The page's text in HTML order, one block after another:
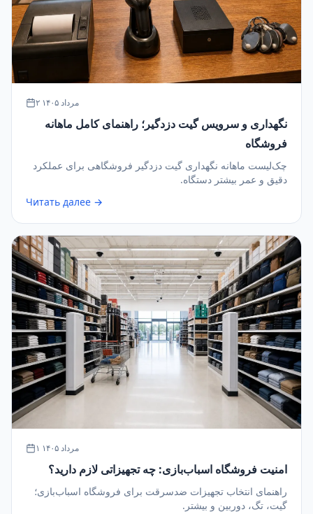
۲ مرداد ۱۴۰۵
نگهداری و سرویس گیت دزدگیر؛ راهنمای کامل ماهانه
فروشگاه
چک‌لیست ماهانه نگهداری گیت دزدگیر فروشگاهی برای عملکرد
دقیق و عمر بیشتر دستگاه.
Читать далее →
۱ مرداد ۱۴۰۵
امنیت فروشگاه اسباب‌بازی: چه تجهیزاتی لازم دارید؟
راهنمای انتخاب تجهیزات ضدسرقت برای فروشگاه اسباب‌بازی؛
گیت، تگ، دوربین و بیشتر.